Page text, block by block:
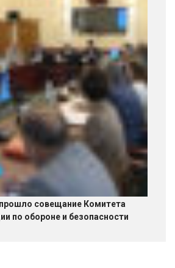
совещание Комитета
по обороне и безопасности